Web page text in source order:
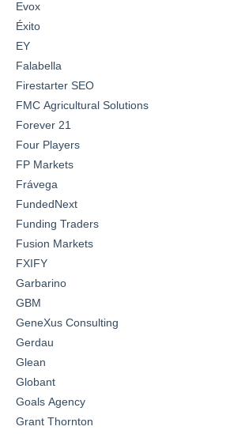
Evox
Éxito
EY
Falabella
Firestarter SEO
FMC Agricultural Solutions
Forever 21
Four Players
FP Markets
Frávega
FundedNext
Funding Traders
Fusion Markets
FXIFY
Garbarino
GBM
GeneXus Consulting
Gerdau
Glean
Globant
Goals Agency
Grant Thornton